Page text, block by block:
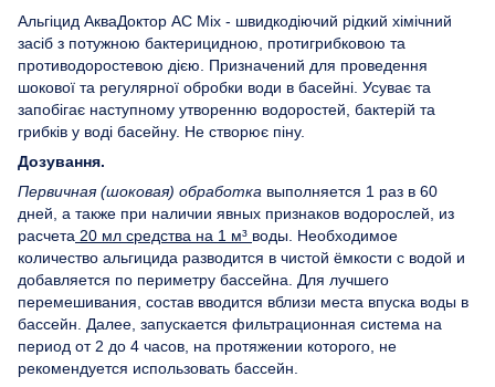
Альгіцид АкваДоктор АС Mix - швидкодіючий рідкий хімічний
засіб з потужною бактерицидною, протигрибковою та
противодоростевою дією. Призначений для проведення
шокової та регулярної обробки води в басейні. Усуває та
запобігає наступному утворенню водоростей, бактерій та
грибків у воді басейну. Не створює піну.
Дозування.
Первичная (шоковая) обработка выполняется 1 раз в 60
дней, а также при наличии явных признаков водорослей, из
расчета 20 мл средства на 1 м³ воды. Необходимое
количество альгицида разводится в чистой ёмкости с водой и
добавляется по периметру бассейна. Для лучшего
перемешивания, состав вводится вблизи места впуска воды в
бассейн. Далее, запускается фильтрационная система на
период от 2 до 4 часов, на протяжении которого, не
рекомендуется использовать бассейн.